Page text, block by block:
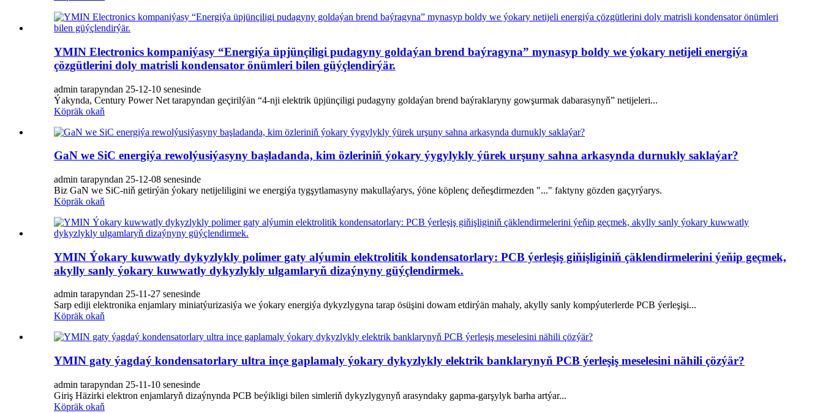
YMIN Electronics kompaniýasy “Energiýa üpjünçiligi pudagyny goldaýan brend baýragyna” mynasyp boldy we ýokary netijeli energiýa
çözgütlerini doly matrisli kondensator önümleri bilen güýçlendirýär.
admin tarapyndan 25-12-10 senesinde
Ýakynda, Century Power Net tarapyndan geçirilýän “4-nji elektrik üpjünçiligi pudagyny goldaýan brend baýraklaryny gowşurmak dabarasynyň” netijeleri...
Köpräk okaň
GaN we SiC energiýa rewolýusiýasyny başladanda, kim özleriniň ýokary ýygylykly ýürek urşuny sahna arkasynda durnukly saklaýar?
admin tarapyndan 25-12-08 senesinde
Biz GaN we SiC-niň getirýän ýokary netijeliligini we energiýa tygşytlamasyny makullaýarys, ýöne köplenç deňeşdirmezden "..." faktyny gözden gaçyrýarys.
Köpräk okaň
YMIN Ýokary kuwwatly dykyzlykly polimer gaty alýumin elektrolitik kondensatorlary: PCB ýerleşiş giňişliginiň çäklendirmelerini ýeňip geçmek,
akylly sanly ýokary kuwwatly dykyzlykly ulgamlaryň dizaýnyny güýçlendirmek.
admin tarapyndan 25-11-27 senesinde
Sarp ediji elektronika enjamlary miniatýurizasiýa we ýokary energiýa dykyzlygyna tarap ösüşini dowam etdirýän mahaly, akylly sanly kompýuterlerde PCB ýerleşişi...
Köpräk okaň
YMIN gaty ýagdaý kondensatorlary ultra inçe gaplamaly ýokary dykyzlykly elektrik banklarynyň PCB ýerleşiş meselesini nähili çözýär?
admin tarapyndan 25-11-10 senesinde
Giriş Häzirki elektron enjamlaryň dizaýnynda PCB beýikligi bilen simleriň dykyzlygynyň arasyndaky gapma-garşylyk barha artýar...
Köpräk okaň